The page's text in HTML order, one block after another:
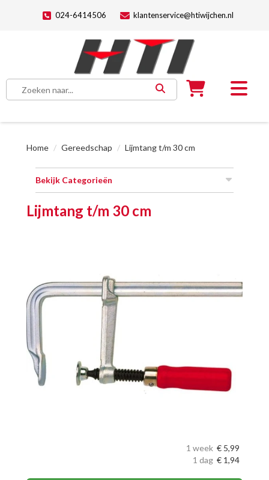
024-6414506 klantenservice@htiwijchen.nl
Home Gereedschap Lijmtang t/m 30 cm
Bekijk Categorieën
Lijmtang t/m 30 cm
1 dag € 1,94
1 week € 5,99